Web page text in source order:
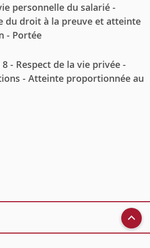
personnelle du salarié -
du droit à la preuve et atteinte
- Portée
8 - Respect de la vie privée -
- Atteinte proportionnée au